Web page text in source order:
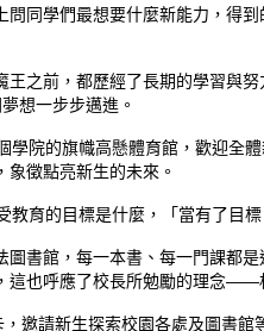
同學們最想要什麼新能力，得
之前，都歷經了長期的學習與
想一步步邁進。
院的旗幟高懸體育館，歡迎全
徵點亮新生的未來。
育的目標是什麼，「當有了目
書館，每一本書、每一門課都
也呼應了校長所勉勵的理念——
邀請新生探索校園各處及圖書